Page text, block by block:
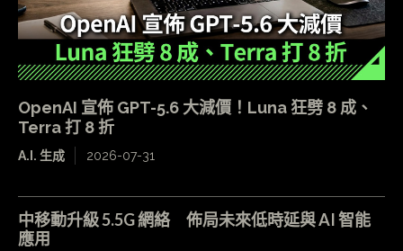
OpenAI 宣佈 GPT-5.6 大減價！Luna 狂劈 8 成、
Terra 打 8 折
A.I. 生成 2026-07-31
中移動升級 5.5G 網絡 佈局未來低時延與 AI 智能
應用